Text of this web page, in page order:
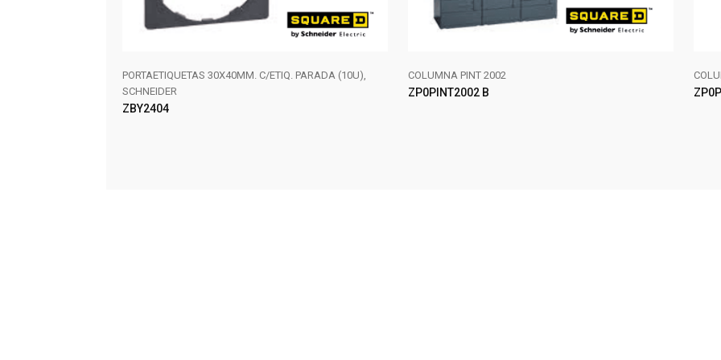
PORTAETIQUETAS 30X40MM. C/ETIQ. PARADA (10U),
SCHNEIDER
ZBY2404
COLUMNA PINT 2002
ZP0PINT2002 B